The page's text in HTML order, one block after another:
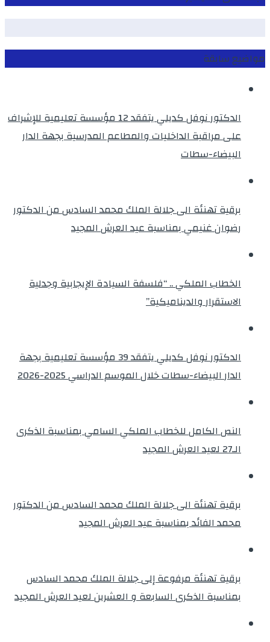
مواضيع سابقة
الدكتور نوفل كديلي يتفقد 12 مؤسسة تعليمية للإشراف
على مراقبة الداخليات والمطاعم المدرسية بجهة الدار
البيضاء-سطات
برقية تهنئة الى جلالة الملك محمد السادس من الدكتور
رضوان غنيمي بمناسبة عيد العرش المجيد
الخطاب الملكي .. “فلسفة السيادة الإيجابية وجدلية
الاستقرار والديناميكية”
الدكتور نوفل كديلي يتفقد 39 مؤسسة تعليمية بجهة
الدار البيضاء-سطات خلال الموسم الدراسي 2025-2026
النص الكامل للخطاب الملكي السامي بمناسبة الذكرى
الـ27 لعيد العرش المجيد
برقية تهنئة الى جلالة الملك محمد السادس من الدكتور
محمد الفائد بمناسبة عيد العرش المجيد
برقية تهنئة مرفوعة إلى جلالة الملك محمد السادس
بمناسبة الذكرى السابعة و العشرين لعيد العرش المجيد